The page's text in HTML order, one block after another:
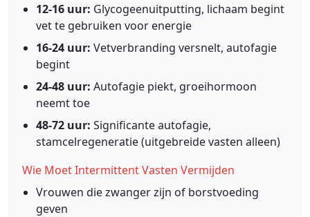
12-16 uur: Glycogeenuitputting, lichaam begint
vet te gebruiken voor energie
16-24 uur: Vetverbranding versnelt, autofagie
begint
24-48 uur: Autofagie piekt, groeihormoon
neemt toe
48-72 uur: Significante autofagie,
stamcelregeneratie (uitgebreide vasten alleen)
Wie Moet Intermittent Vasten Vermijden
Vrouwen die zwanger zijn of borstvoeding
geven